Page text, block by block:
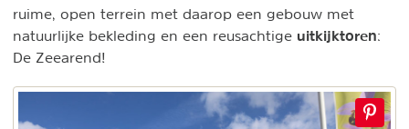
ruime, open terrein met daarop een gebouw met
natuurlijke bekleding en een reusachtige uitkijktoren:
De Zeearend!